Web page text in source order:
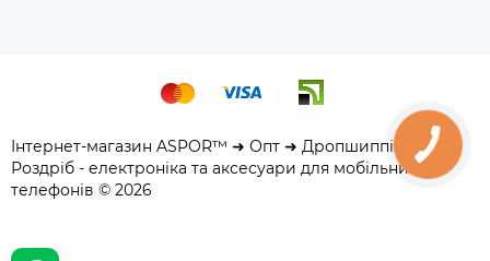
Інтернет-магазин ASPOR™ ➜ Опт ➜ Дропшиппінг ➜
Роздріб - електроніка та аксесуари для мобільних
телефонів © 2026